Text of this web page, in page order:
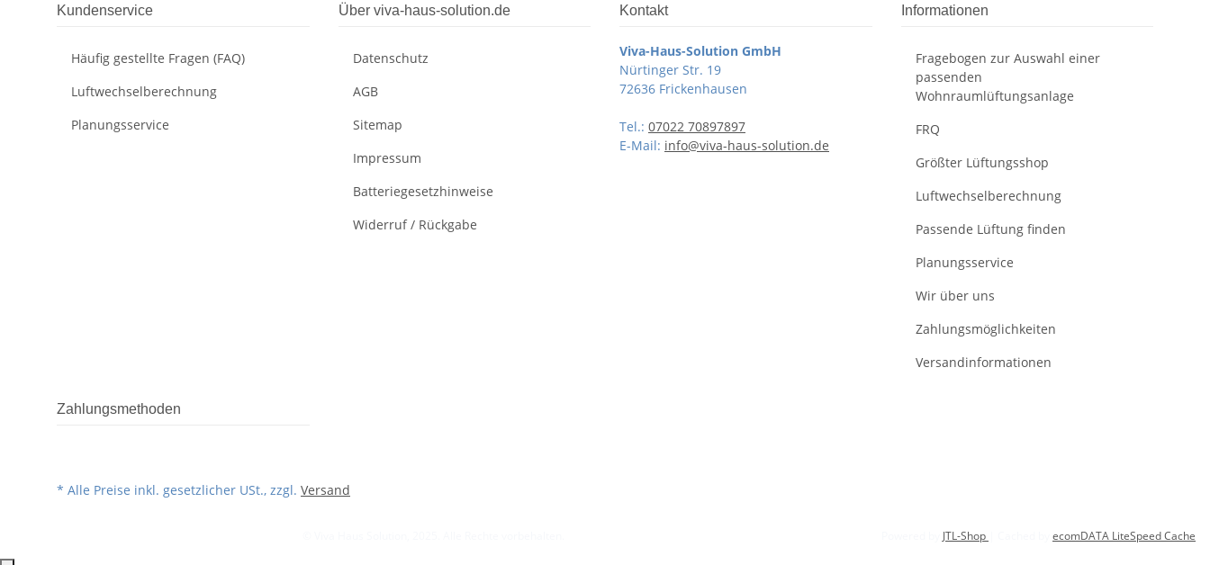
Kundenservice
Häufig gestellte Fragen (FAQ)
Luftwechselberechnung
Planungsservice
Über viva-haus-solution.de
Datenschutz
AGB
Sitemap
Impressum
Batteriegesetzhinweise
Widerruf / Rückgabe
Kontakt
Viva-Haus-Solution GmbH
Nürtinger Str. 19
72636 Frickenhausen
Tel.: 07022 70897897
E-Mail: info@viva-haus-solution.de
Informationen
Fragebogen zur Auswahl einer
passenden
Wohnraumlüftungsanlage
FRQ
Größter Lüftungsshop
Luftwechselberechnung
Passende Lüftung finden
Planungsservice
Wir über uns
Zahlungsmöglichkeiten
Versandinformationen
Zahlungsmethoden
* Alle Preise inkl. gesetzlicher USt., zzgl. Versand
JTL-Shop ecomDATA LiteSpeed Cache